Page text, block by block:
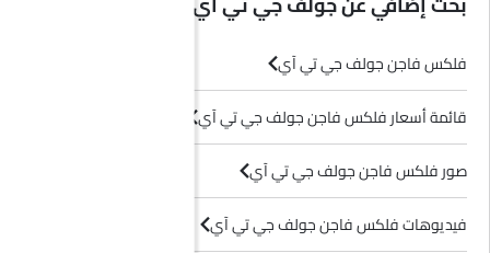
فلكس فاجن جولف جي تي آي
قائمة أسعار فلكس فاجن جولف جي تي آي
صور فلكس فاجن جولف جي تي آي
فيديوهات فلكس فاجن جولف جي تي آي